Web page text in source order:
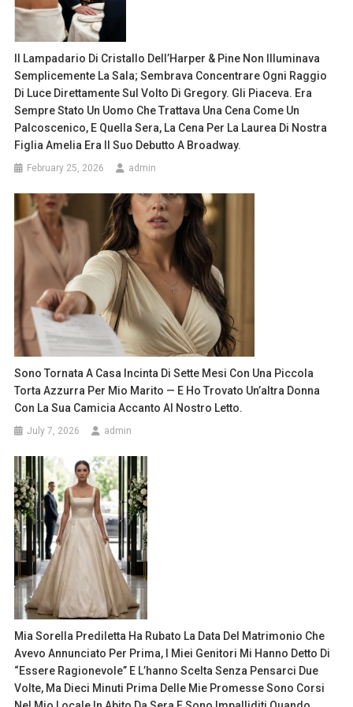
Il Lampadario Di Cristallo Dell’Harper & Pine Non Illuminava
Semplicemente La Sala; Sembrava Concentrare Ogni Raggio
Di Luce Direttamente Sul Volto Di Gregory. Gli Piaceva. Era
Sempre Stato Un Uomo Che Trattava Una Cena Come Un
Palcoscenico, E Quella Sera, La Cena Per La Laurea Di Nostra
Figlia Amelia Era Il Suo Debutto A Broadway.
February 25, 2026 admin
Sono Tornata A Casa Incinta Di Sette Mesi Con Una Piccola
Torta Azzurra Per Mio Marito — E Ho Trovato Un’altra Donna
Con La Sua Camicia Accanto Al Nostro Letto.
July 7, 2026 admin
Mia Sorella Prediletta Ha Rubato La Data Del Matrimonio Che
Avevo Annunciato Per Prima, I Miei Genitori Mi Hanno Detto Di
“essere Ragionevole” E L’hanno Scelta Senza Pensarci Due
Volte, Ma Dieci Minuti Prima Delle Mie Promesse Sono Corsi